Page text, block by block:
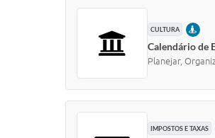
CULTURA
Calendário de
Planejar,
IMPOSTOS E TAXAS